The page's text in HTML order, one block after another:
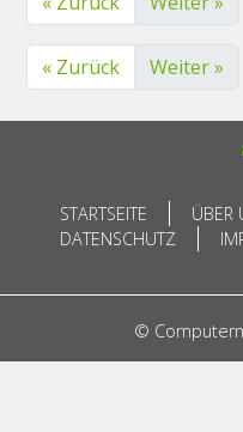
« Zurück Weiter »
STARTSEITE ÜBER
DATENSCHUTZ
©